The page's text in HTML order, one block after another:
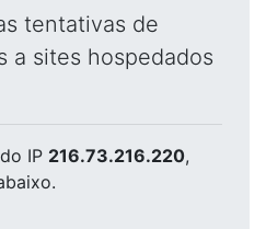
tentativas de
a sites hospedados
do IP 216.73.216.220,